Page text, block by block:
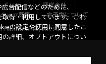
ポリシー
運営会社
ッフ募集
電子版について
Laboratories, Inc. 2026
告配信などのために、
得・利用しています。これ
の設定や使用に同意したこ
詳細、オプトアウトについ